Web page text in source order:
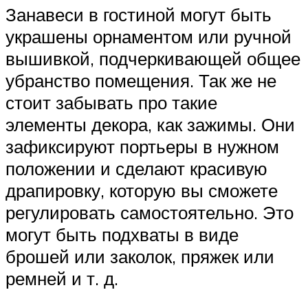
Занавеси в гостиной могут быть
украшены орнаментом или ручной
вышивкой, подчеркивающей общее
убранство помещения. Так же не
стоит забывать про такие
элементы декора, как зажимы. Они
зафиксируют портьеры в нужном
положении и сделают красивую
драпировку, которую вы сможете
регулировать самостоятельно. Это
могут быть подхваты в виде
брошей или заколок, пряжек или
ремней и т. д.